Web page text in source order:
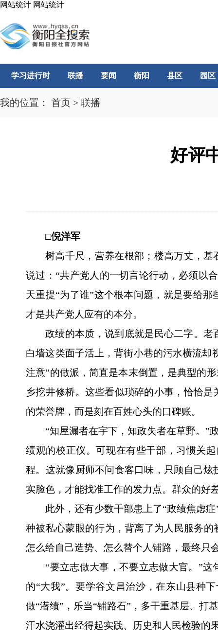
网站统计 网站统计
学习进行时 联播 要闻 衡阳 县区 园区
我的位置： 首页 > 联播
好评
□倪洋军
树高千尺，营养在根部；楼高万丈，
说过：“共产党人的一切言论行动，必须以
天重提“为了谁”这个根本问题，就是要给
才是共产党人应有的本分。
政绩的本质，说到底就是民心二字。
白墙这类面子活上，背街小巷的污水横流
注意”的做派，简直是本末倒置，是典型的
乡挖井修桥。这些看似琐碎的小事，恰恰
的荣誉牌，而是刻在百姓心头的口碑账。
“知屋漏者在宇下，知政失者在草野。”
绩观的校正仪。可现在有些干部，习惯关
程。这就像厨师不问食客口味，只顾自己
实脸色，才能找准工作的发力点。群众的好
此外，还有少数干部患上了“政绩焦虑
种被私心蒙眼的行为，背离了为人民服务
怎么给自己造势、怎么替个人铺路，最终只
“要立志做大事，不要立志做大官。”
的“大我”。要学谷文昌治沙，在东山县种
做“潜绩”，乐当“铺路石”，多干重基层、
汗水浇灌出经得起实践、历史和人民检验的